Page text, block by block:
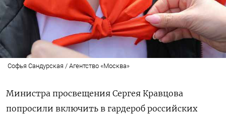
Софья Сандурская / Агентство «Москва»
Министра просвещения Сергея Кравцова
попросили включить в гардероб российских